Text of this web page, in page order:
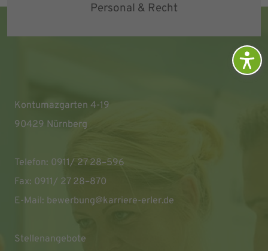
Personal & Recht
Kontumazgarten 4-19
90429 Nürnberg
Telefon: 0911/ 27 28–596
Fax: 0911/ 27 28–870
E-Mail: bewerbung@karriere-erler.de
Stellenangebote